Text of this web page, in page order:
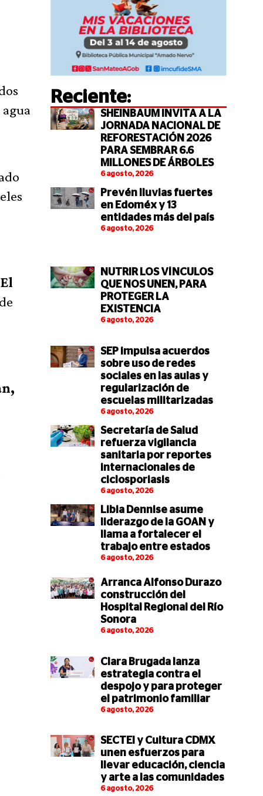
El
Reciente:
SHEINBAUM INVITA A LA
JORNADA NACIONAL DE
REFORESTACIÓN 2026
PARA SEMBRAR 6.6
MILLONES DE ÁRBOLES
6 agosto, 2026
Prevén lluvias fuertes
en Edoméx y 13
entidades más del país
6 agosto, 2026
NUTRIR LOS VÍNCULOS
QUE NOS UNEN, PARA
PROTEGER LA
EXISTENCIA
6 agosto, 2026
SEP impulsa acuerdos
sobre uso de redes
sociales en las aulas y
regularización de
escuelas militarizadas
6 agosto, 2026
Secretaría de Salud
refuerza vigilancia
sanitaria por reportes
internacionales de
ciclosporiasis
6 agosto, 2026
Libia Dennise asume
liderazgo de la GOAN y
llama a fortalecer el
trabajo entre estados
6 agosto, 2026
Arranca Alfonso Durazo
construcción del
Hospital Regional del Río
Sonora
6 agosto, 2026
Clara Brugada lanza
estrategia contra el
despojo y para proteger
el patrimonio familiar
6 agosto, 2026
SECTEI y Cultura CDMX
unen esfuerzos para
llevar educación, ciencia
y arte a las comunidades
6 agosto, 2026